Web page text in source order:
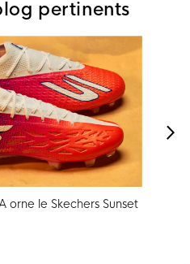
pertinents
orne le Skechers Sunset